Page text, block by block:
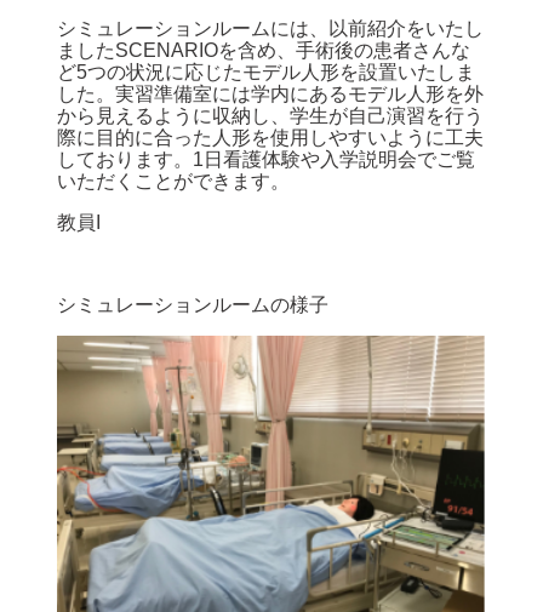
シミュレーションルームには、以前紹介をいたし
ましたSCENARIOを含め、手術後の患者さんな
ど5つの状況に応じたモデル人形を設置いたしま
した。実習準備室には学内にあるモデル人形を外
から見えるように収納し、学生が自己演習を行う
際に目的に合った人形を使用しやすいように工夫
しております。1日看護体験や入学説明会でご覧
いただくことができます。
教員I
シミュレーションルームの様子